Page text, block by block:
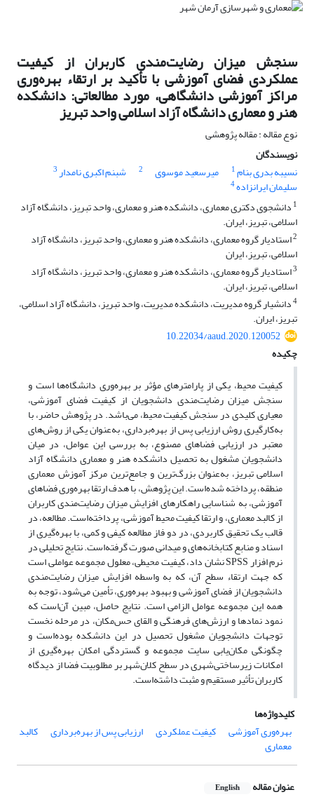
سنجش میزان رضایت‌مندی کاربران از کیفیت
عملکردی فضای آموزشی با تأکید بر ارتقاء بهره‌وری
مراکز آموزشی دانشگاهی، مورد مطالعاتی: دانشکده
هنر و معماری دانشگاه آزاد اسلامی واحد تبریز
نوع مقاله : مقاله پژوهشی
نویسندگان
نسیبه بدری بنام1 میرسعید موسوی 2 شبنم اکبری نامدار3
سلیمان ایرانزاده4
1 دانشجوی دکتری معماری، دانشکده هنر و معماری، واحد تبریز، دانشگاه آزاد
اسلامی، تبریز، ایران.
2استادیار گروه معماری، دانشکده هنر و معماری، واحد تبریز، دانشگاه آزاد
اسلامی، تبریز، ایران
3استادیار گروه معماری، دانشکده هنر و معماری، واحد تبریز، دانشگاه آزاد
اسلامی، تبریز، ایران.
4دانشیار گروه مدیریت، دانشکده مدیریت، واحد تبریز، دانشگاه آزاد اسلامی،
تبریز، ایران.
10.22034/aaud.2020.120052
چکیده
کیفیت محیط، یکی از پارامترهای مؤثر بر بهره‌وری دانشگاه‌ها است و
سنجش میزان رضایت‌مندی دانشجویان از کیفیت فضای آموزشی،
معیاری کلیدی در سنجش کیفیت محیط، می‌باشد. در پژوهش حاضر، با
به‌کارگیری روش ارزیابی پس از بهره‌برداری، به‌عنوان یکی از روش‌های
معتبر در ارزیابی فضاهای مصنوع، به بررسی این عوامل، در میان
دانشجویان مشغول به تحصیل دانشکده هنر و معماری دانشگاه آزاد
اسلامی تبریز، به‌عنوان بزرگ‌ترین و جامع‌ترین مرکز آموزش معماری
منطقه، پرداخته شده‌است. این پژوهش، با هدف ارتقا بهره‌وری فضاهای
آموزشی، به شناسایی راهکارهای افزایش میزان رضایت‌مندی کاربران
از کالبد معماری، و ارتقا کیفیت محیط آموزشی، پرداخته‌است. مطالعه، در
قالب یک تحقیق کاربردی، در دو فاز مطالعه کیفی و کمی، با بهره‌گیری از
اسناد و منابع کتابخانه‌‌های و میدانی صورت گرفته‌است. نتایج تحلیلی در
نرم افزار SPSS نشان داد، کیفیت محیطی، معلول مجموعه عواملی است
که جهت ارتقاء سطح آن، که به واسطه افزایش میزان رضایت‌مندی
دانشجویان از فضای آموزشی و بهبود بهره‌وری، تأمین می‌شود، توجه به
همه این مجموعه عوامل الزامی‌ است. نتایج حاصل، مبین آن‌است که
نمود نمادها و ارزش‌های فرهنگی و القای حس‌مکان، در مرحله نخست
توجهات دانشجویان مشغول تحصیل در این دانشکده بوده‌است و
چگونگی مکان‌یابی سایت مجموعه و گستردگی امکان بهره‌گیری از
امکانات زیرساختی‌شهری در سطح کلان‌شهر بر مطلوبیت فضا از دیدگاه
کاربران تأثیر مستقیم و مثبت داشته‌است.
کلیدواژه‌ها
بهره‌وری آموزشی
کیفیت عملکردی ارزیابی پس از بهره‌برداری کالبد
معماری
عنوان مقاله English